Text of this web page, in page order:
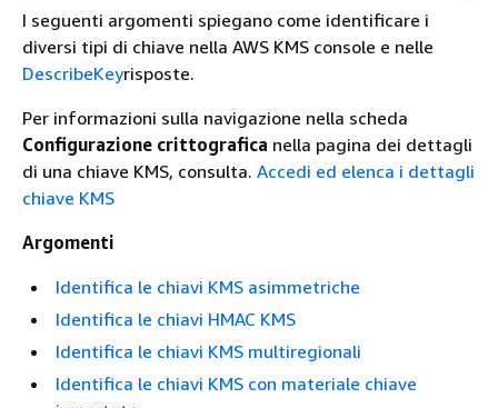
I seguenti argomenti spiegano come identificare i
diversi tipi di chiave nella AWS KMS console e nelle
DescribeKeyrisposte.
Per informazioni sulla navigazione nella scheda
Configurazione crittografica nella pagina dei dettagli
di una chiave KMS, consulta. Accedi ed elenca i dettagli
chiave KMS
Argomenti
Identifica le chiavi KMS asimmetriche
Identifica le chiavi HMAC KMS
Identifica le chiavi KMS multiregionali
Identifica le chiavi KMS con materiale chiave